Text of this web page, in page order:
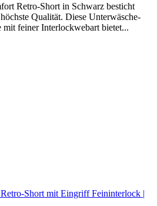
Retro-Short in Schwarz besticht
Qualität. Diese Unterwäsche-
feiner Interlockwebart bietet...
Short mit EingriffFeininterlock |